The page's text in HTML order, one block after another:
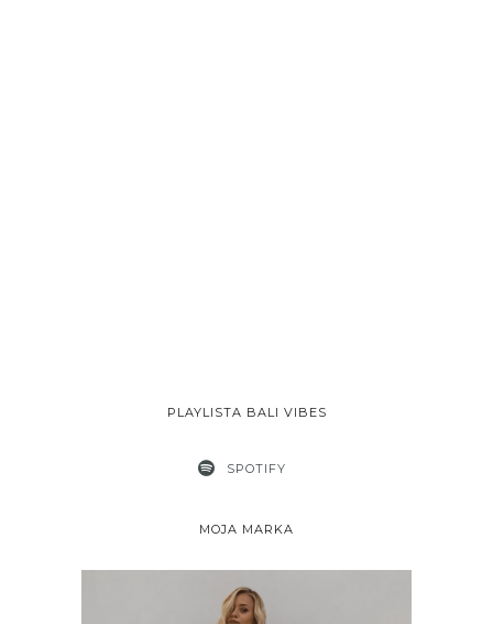
PLAYLISTA BALI VIBES
SPOTIFY
MOJA MARKA